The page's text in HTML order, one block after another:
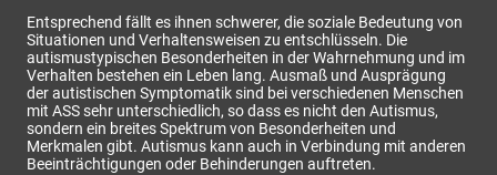
Entsprechend fällt es ihnen schwerer, die soziale Bedeutung von
Situationen und Verhaltensweisen zu entschlüsseln. Die
autismustypischen Besonderheiten in der Wahrnehmung und im
Verhalten bestehen ein Leben lang. Ausmaß und Ausprägung
der autistischen Symptomatik sind bei verschiedenen Menschen
mit ASS sehr unterschiedlich, so dass es nicht den Autismus,
sondern ein breites Spektrum von Besonderheiten und
Merkmalen gibt. Autismus kann auch in Verbindung mit anderen
Beeinträchtigungen oder Behinderungen auftreten.